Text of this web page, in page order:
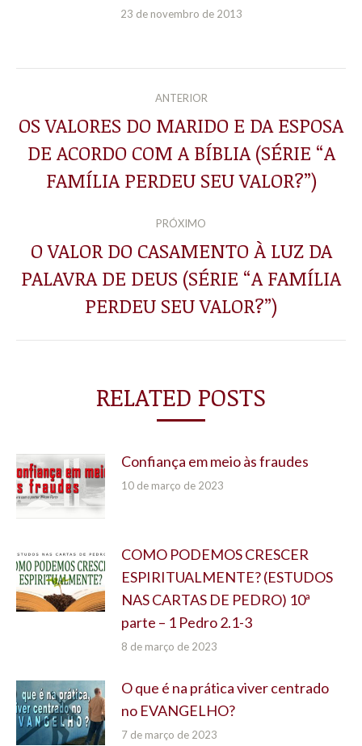
23 de novembro de 2013
NAVEGAÇÃO
DE
POST:
ANTERIOR
Post
anterior:
OS VALORES DO MARIDO E DA ESPOSA
DE ACORDO COM A BÍBLIA (SÉRIE “A
FAMÍLIA PERDEU SEU VALOR?”)
PRÓXIMO
Próximo
post:
O VALOR DO CASAMENTO À LUZ DA
PALAVRA DE DEUS (SÉRIE “A FAMÍLIA
PERDEU SEU VALOR?”)
RELATED POSTS
Confiança em meio às fraudes
10 de março de 2023
COMO PODEMOS CRESCER
ESPIRITUALMENTE? (ESTUDOS
NAS CARTAS DE PEDRO) 10ª
parte – 1 Pedro 2.1-3
8 de março de 2023
O que é na prática viver centrado
no EVANGELHO?
7 de março de 2023